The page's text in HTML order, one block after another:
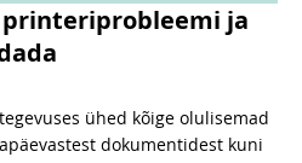
ja
ühed kõige olulisemad
dokumentidest kuni